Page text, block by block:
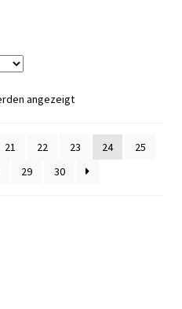
angezeigtNach
sortiert
21 22 23 24
25
29 30